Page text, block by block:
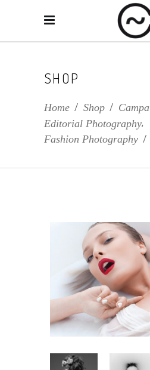
SHOP
Home / Shop /
Editorial Photography,
Fashion Photography /